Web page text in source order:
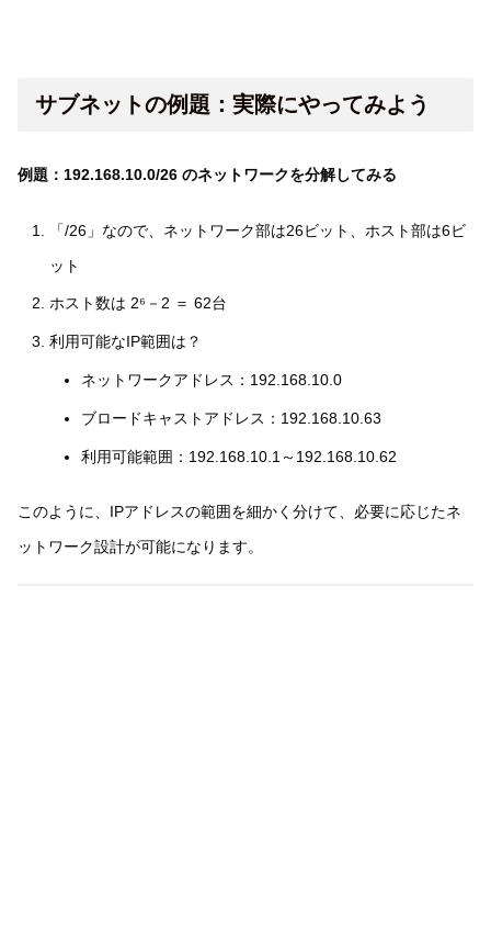
サブネットの例題：実際にやってみよう
例題：192.168.10.0/26 のネットワークを分解してみる
「/26」なので、ネットワーク部は26ビット、ホスト部は6ビ
ット
ホスト数は 2⁶－2 ＝ 62台
利用可能なIP範囲は？
ネットワークアドレス：192.168.10.0
ブロードキャストアドレス：192.168.10.63
利用可能範囲：192.168.10.1～192.168.10.62
このように、IPアドレスの範囲を細かく分けて、必要に応じたネ
ットワーク設計が可能になります。